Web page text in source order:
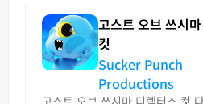
고스트 오브 쓰시
컷
Sucker Punch
Productions
고스트 오브 쓰시마 디렉터스 컷